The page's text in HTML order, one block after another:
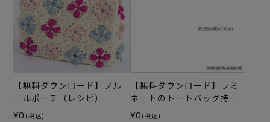
【無料ダウンロード】フル
ールポーチ（レシピ）
¥0 (税込)
【無料ダウンロード】ラミ
ネートのトートバッグ持ち
手テープ（レシピ）
¥0 (税込)